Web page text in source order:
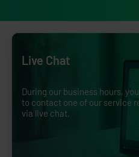
Live Chat
During our business hours,
to contact one of our service
via live chat.